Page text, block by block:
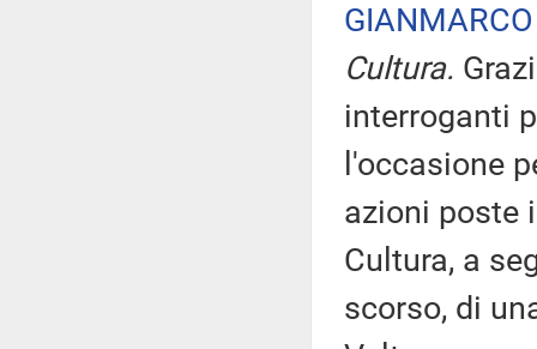
Cultura.
interroganti
l'occasione
azioni poste
Cultura, a
scorso, di